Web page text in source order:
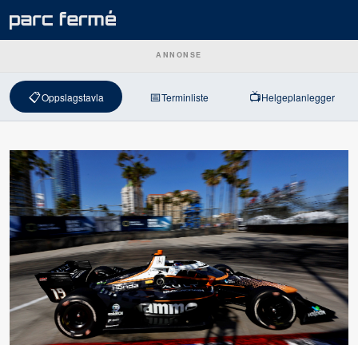
ANNONSE
📋Oppslagstavla 📅Terminliste 📺Helgeplanlegger